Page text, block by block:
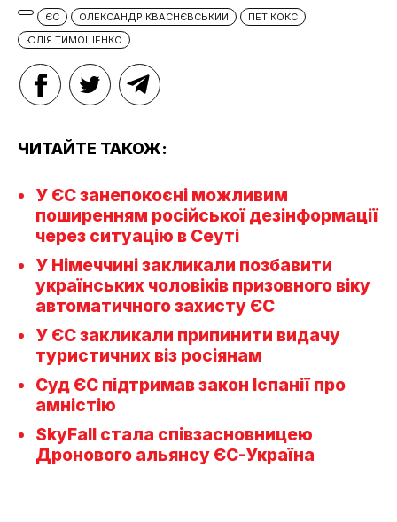
ЄС ОЛЕКСАНДР КВАСНЄВСЬКИЙ
ПЕТ КОКС
ЮЛІЯ ТИМОШЕНКО
ЧИТАЙТЕ ТАКОЖ:
У ЄС занепокоєні можливим
поширенням російської дезінформації
через ситуацію в Сеуті
У Німеччині закликали позбавити
українських чоловіків призовного віку
автоматичного захисту ЄС
У ЄС закликали припинити видачу
туристичних віз росіянам
Суд ЄС підтримав закон Іспанії про
амністію
SkyFall стала співзасновницею
Дронового альянсу ЄС-Україна